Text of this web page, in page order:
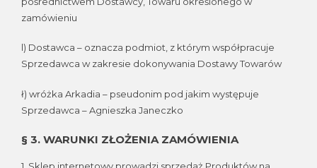
zamówieniu
l) Dostawca – oznacza podmiot, z którym współpracuje
Sprzedawca w zakresie dokonywania Dostawy Towarów
ł) wróżka Arkadia – pseudonim pod jakim występuje
Sprzedawca – Agnieszka Janeczko
§ 3. WARUNKI ZŁOŻENIA ZAMÓWIENIA